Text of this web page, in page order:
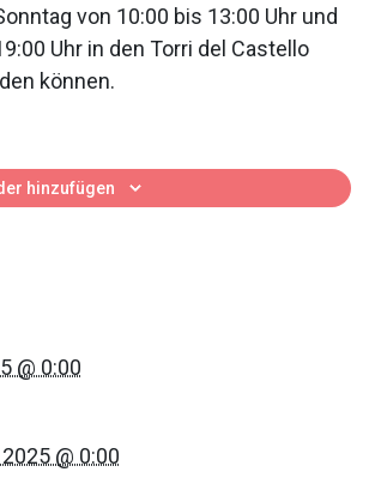
von 10:00 bis 13:00 Uhr und
Uhr in den Torri del Castello
können.
hinzufügen
@ 0:00
@ 0:00